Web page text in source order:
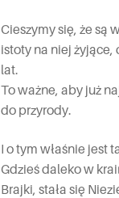
Cieszymy się, że są
istoty na niej
lat.
To ważne, aby już
do przyrody.
I o tym właśnie jest
Gdzieś daleko w
Brajki, stała się